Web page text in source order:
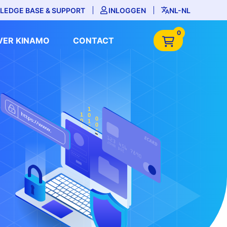
BASE & SUPPORT INLOGGEN NL-NL
KINAMO CONTACT
0
1010011010011010010010101